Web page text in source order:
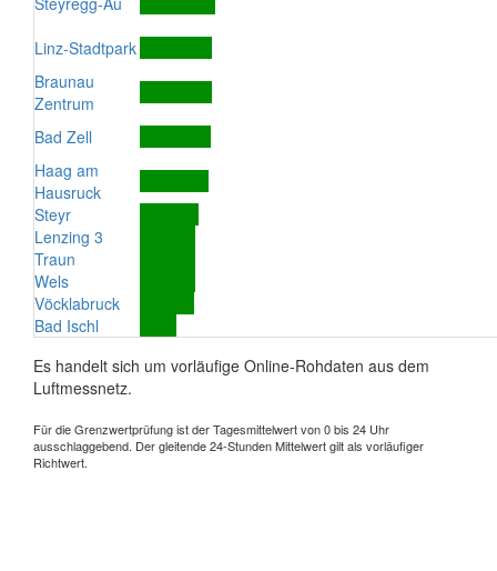
Linz-Stadtpark
Braunau
Zentrum
Bad Zell
Haag am
Hausruck
Steyr
Lenzing 3
Traun
Wels
Vöcklabruck
Bad Ischl
Es handelt sich um vorläufige Online-Rohdaten aus dem
Luftmessnetz.
Für die Grenzwertprüfung ist der Tagesmittelwert von 0 bis 24 Uhr
ausschlaggebend. Der gleitende 24-Stunden Mittelwert gilt als vorläufiger
Richtwert.